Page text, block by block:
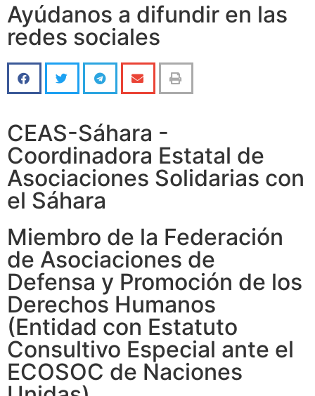
Ayúdanos a difundir en las
redes sociales
CEAS-Sáhara -
Coordinadora Estatal de
Asociaciones Solidarias con
el Sáhara
Miembro de la Federación
de Asociaciones de
Defensa y Promoción de los
Derechos Humanos
(Entidad con Estatuto
Consultivo Especial ante el
ECOSOC de Naciones